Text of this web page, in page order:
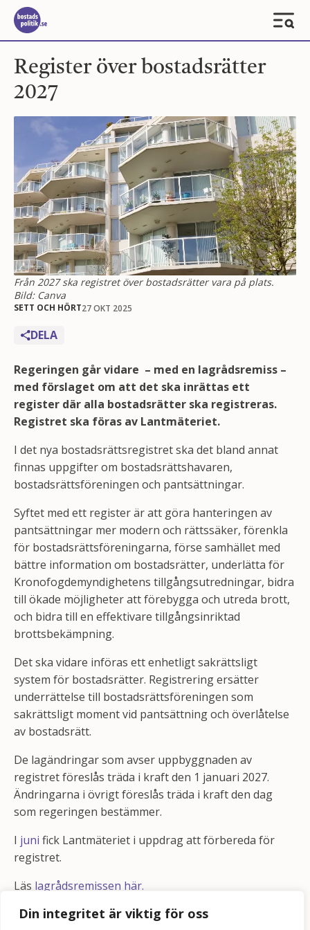
Din integritet är viktig för oss
Register över bostadsrätter
2027
SETT OCH HÖRT27 OKT 2025
DELA
Från 2027 ska registret över bostadsrätter vara på plats.
Bild: Canva
Regeringen går vidare – med en lagrådsremiss –
med förslaget om att det ska inrättas ett
register där alla bostadsrätter ska registreras.
Registret ska föras av Lantmäteriet.
I det nya bostadsrättsregistret ska det bland annat
finnas uppgifter om bostadsrättshavaren,
bostadsrättsföreningen och pantsättningar.
Syftet med ett register är att göra hanteringen av
pantsättningar mer modern och rättssäker, förenkla
för bostadsrättsföreningarna, förse samhället med
bättre information om bostadsrätter, underlätta för
Kronofogdemyndighetens tillgångsutredningar, bidra
till ökade möjligheter att förebygga och utreda brott,
och bidra till en effektivare tillgångsinriktad
brottsbekämpning.
Det ska vidare införas ett enhetligt sakrättsligt
system för bostadsrätter. Registrering ersätter
underrättelse till bostadsrättsföreningen som
sakrättsligt moment vid pantsättning och överlåtelse
av bostadsrätt.
De lagändringar som avser uppbyggnaden av
registret föreslås träda i kraft den 1 januari 2027.
Ändringarna i övrigt föreslås träda i kraft den dag
som regeringen bestämmer.
I juni fick Lantmäteriet i uppdrag att förbereda för
registret.
Läs lagrådsremissen här.